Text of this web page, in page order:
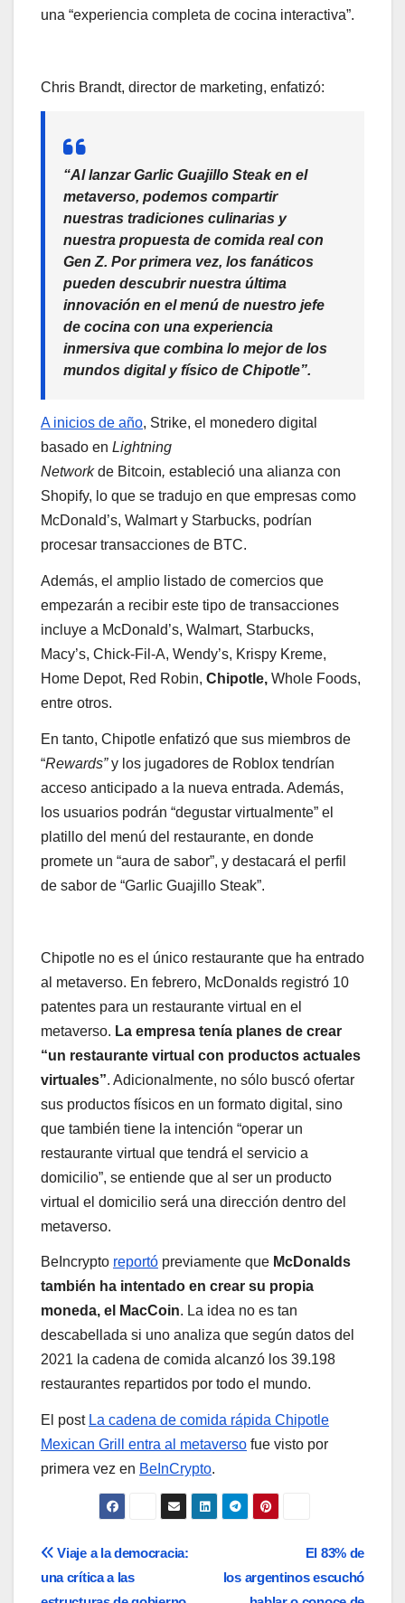
una “experiencia completa de cocina interactiva”.
Chris Brandt, director de marketing, enfatizó:
“Al lanzar Garlic Guajillo Steak en el
metaverso, podemos compartir
nuestras tradiciones culinarias y
nuestra propuesta de comida real con
Gen Z. Por primera vez, los fanáticos
pueden descubrir nuestra última
innovación en el menú de nuestro jefe
de cocina con una experiencia
inmersiva que combina lo mejor de los
mundos digital y físico de Chipotle”.
A inicios de año, Strike, el monedero digital
basado en Lightning
Networkde Bitcoin, estableció una alianza con
Shopify, lo que se tradujo en que empresas como
McDonald’s, Walmart y Starbucks, podrían
procesar transacciones de BTC.
Además, el amplio listado de comercios que
empezarán a recibir este tipo de transacciones
incluye a McDonald’s, Walmart, Starbucks,
Macy’s, Chick-Fil-A, Wendy’s, Krispy Kreme,
Home Depot, Red Robin, Chipotle, Whole Foods,
entre otros.
En tanto, Chipotle enfatizó que sus miembros de
“Rewards”y los jugadores de Roblox tendrían
acceso anticipado a la nueva entrada. Además,
los usuarios podrán “degustar virtualmente” el
platillo del menú del restaurante, en donde
promete un “aura de sabor”, y destacará el perfil
de sabor de “Garlic Guajillo Steak”.
Chipotle no es el único restaurante que ha entrado
al metaverso. En febrero, McDonalds registró 10
patentes para un restaurante virtual en el
metaverso. La empresa tenía planes de crear
“un restaurante virtual con productos actuales
virtuales”. Adicionalmente, no sólo buscó ofertar
sus productos físicos en un formato digital, sino
que también tiene la intención “operar un
restaurante virtual que tendrá el servicio a
domicilio”, se entiende que al ser un producto
virtual el domicilio será una dirección dentro del
metaverso.
BeIncrypto reportó previamente que McDonalds
también ha intentado en crear su propia
moneda, el MacCoin. La idea no es tan
descabellada si uno analiza que según datos del
2021 la cadena de comida alcanzó los 39.198
restaurantes repartidos por todo el mundo.
El post La cadena de comida rápida Chipotle
Mexican Grill entra al metaverso fue visto por
primera vez en BeInCrypto.
Navegación
de
El 83% de
los argentinos escuchó
Viaje a la democracia:
una crítica a las